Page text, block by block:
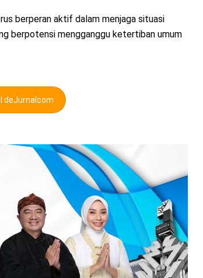
berperan aktif dalam menjaga situasi
berpotensi mengganggu ketertiban umum
deJurnalcom